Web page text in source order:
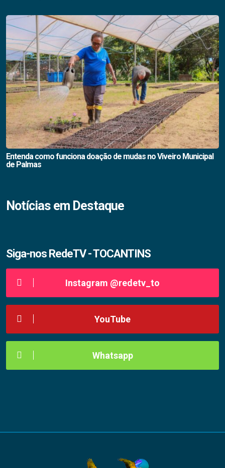
Entenda como funciona doação de mudas no Viveiro Municipal
de Palmas
Notícias em Destaque
Siga-nos RedeTV - TOCANTINS
Instagram @redetv_to
YouTube
Whatsapp